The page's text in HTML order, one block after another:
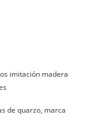
imitación madera
de quarzo, marca